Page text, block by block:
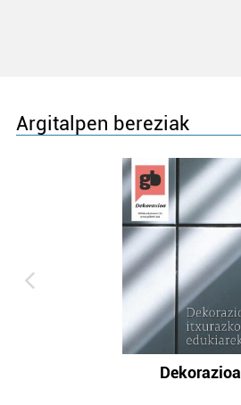
Argitalpen bereziak
Dekorazioa